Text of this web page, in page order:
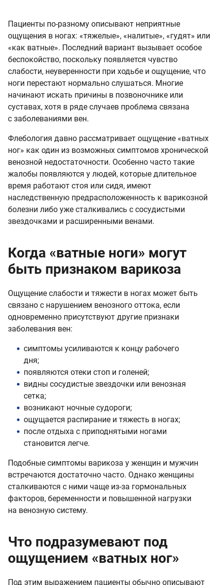
Пациенты по-разному описывают неприятные
ощущения в ногах: «тяжелые», «налитые», «гудят» или
«как ватные». Последний вариант вызывает особое
беспокойство, поскольку появляется чувство
слабости, неуверенности при ходьбе и ощущение, что
ноги перестают нормально слушаться. Многие
начинают искать причины в позвоночнике или
суставах, хотя в ряде случаев проблема связана
с заболеваниями вен.
Флебология давно рассматривает ощущение «ватных
ног» как один из возможных симптомов хронической
венозной недостаточности. Особенно часто такие
жалобы появляются у людей, которые длительное
время работают стоя или сидя, имеют
наследственную предрасположенность к варикозной
болезни либо уже сталкивались с сосудистыми
звездочками и расширенными венами.
Когда «ватные ноги» могут
быть признаком варикоза
Ощущение слабости и тяжести в ногах может быть
связано с нарушением венозного оттока, если
одновременно присутствуют другие признаки
заболевания вен:
симптомы усиливаются к концу рабочего
дня;
появляются отеки стоп и голеней;
видны сосудистые звездочки или венозная
сетка;
возникают ночные судороги;
ощущается распирание и тяжесть в ногах;
после отдыха с приподнятыми ногами
становится легче.
Подобные симптомы варикоза у женщин и мужчин
встречаются достаточно часто. Однако женщины
сталкиваются с ними чаще из-за гормональных
факторов, беременности и повышенной нагрузки
на венозную систему.
Что подразумевают под
ощущением «ватных ног»
Под этим выражением пациенты обычно описывают